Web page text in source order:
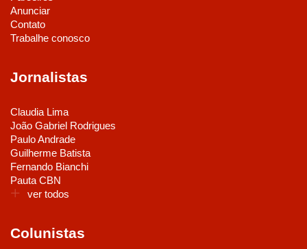
Anunciar
Contato
Trabalhe conosco
Jornalistas
Claudia Lima
João Gabriel Rodrigues
Paulo Andrade
Guilherme Batista
Fernando Bianchi
Pauta CBN
ver todos
Colunistas